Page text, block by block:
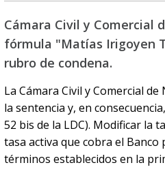
Cámara Civil y Comercial
fórmula "Matías Irigoyen
rubro de condena.
La Cámara Civil y Comercial
la sentencia y, en
52 bis de la LDC). Modificar la
tasa activa que cobra el
términos establecidos en la